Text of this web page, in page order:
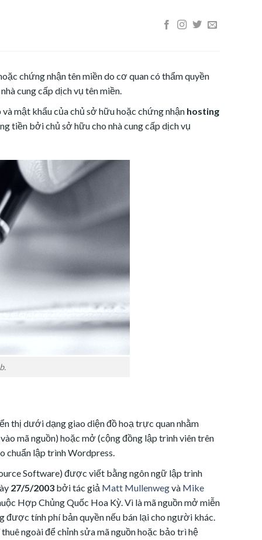
chứng nhận tên miền do cơ quan có thẩm quyền
cung cấp dịch vụ tên miền.
mật khẩu của chủ sở hữu hoặc chứng nhận hosting
tiền bởi chủ sở hữu cho nhà cung cấp dịch vụ
thị dưới dạng giao diện đồ hoạ trực quan nhằm
mã nguồn) hoặc mở (cộng đồng lập trình viên trên
chuẩn lập trình Wordpress.
Software) được viết bằng ngôn ngữ lập trình
27/5/2003bởi tác giả Matt Mullenwegvà Mike
Hợp Chủng Quốc Hoa Kỳ. Vì là mã nguồn mở miễn
được tính phí bản quyền nếu bán lại cho người khác.
ngoài để chỉnh sửa mã nguồn hoặc bảo trì hệ